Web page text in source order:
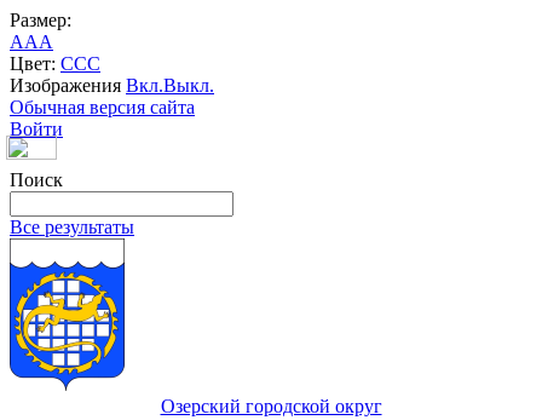
Размер:
AAA
Цвет: CCC
Изображения Вкл.Выкл.
Обычная версия сайта
Войти
Поиск
Все результаты
Озерский городской округ